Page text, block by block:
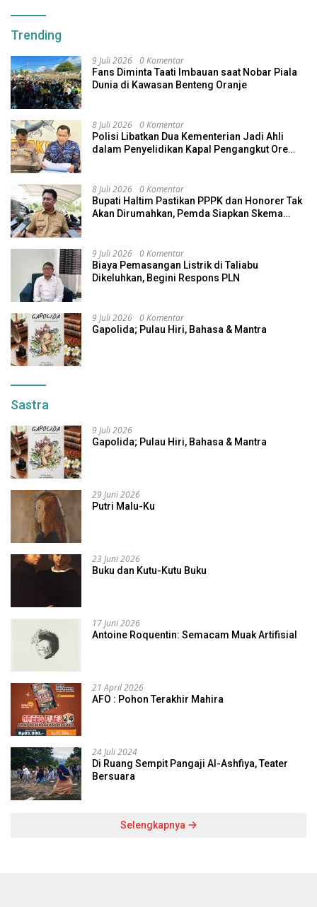
Trending
9 Juli 2026 0 Komentar
Fans Diminta Taati Imbauan saat Nobar Piala
Dunia di Kawasan Benteng Oranje
8 Juli 2026 0 Komentar
Polisi Libatkan Dua Kementerian Jadi Ahli
dalam Penyelidikan Kapal Pengangkut Ore
8 Juli 2026 0 Komentar
Bupati Haltim Pastikan PPPK dan Honorer Tak
Akan Dirumahkan, Pemda Siapkan Skema
9 Juli 2026 0 Komentar
Biaya Pemasangan Listrik di Taliabu
Dikeluhkan, Begini Respons PLN
9 Juli 2026 0 Komentar
Gapolida; Pulau Hiri, Bahasa & Mantra
Sastra
9 Juli 2026
Gapolida; Pulau Hiri, Bahasa & Mantra
29 Juni 2026
Putri Malu-Ku
23 Juni 2026
Buku dan Kutu-Kutu Buku
17 Juni 2026
Antoine Roquentin: Semacam Muak Artifisial
21 April 2026
AFO : Pohon Terakhir Mahira
24 Juli 2024
Di Ruang Sempit Pangaji Al-Ashfiya, Teater
Bersuara
Selengkapnya